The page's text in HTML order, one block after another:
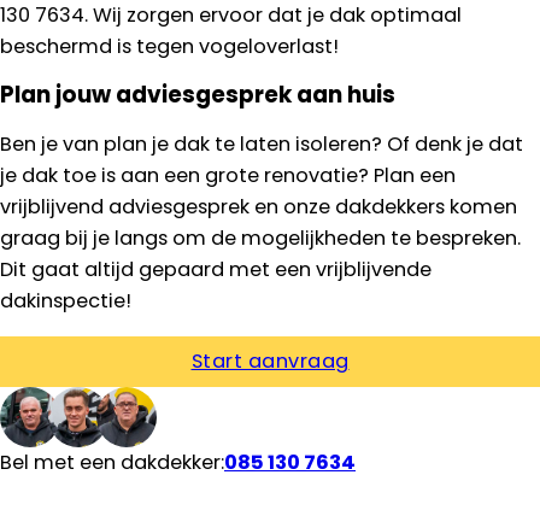
130 7634. Wij zorgen ervoor dat je dak optimaal
beschermd is tegen vogeloverlast!
Plan jouw adviesgesprek aan huis
Ben je van plan je dak te laten isoleren? Of denk je dat
je dak toe is aan een grote renovatie? Plan een
vrijblijvend adviesgesprek en onze dakdekkers komen
graag bij je langs om de mogelijkheden te bespreken.
Dit gaat altijd gepaard met een vrijblijvende
dakinspectie!
Start aanvraag
Bel met een dakdekker:085 130 7634